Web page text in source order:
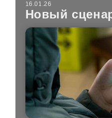
16.01.26
Новый